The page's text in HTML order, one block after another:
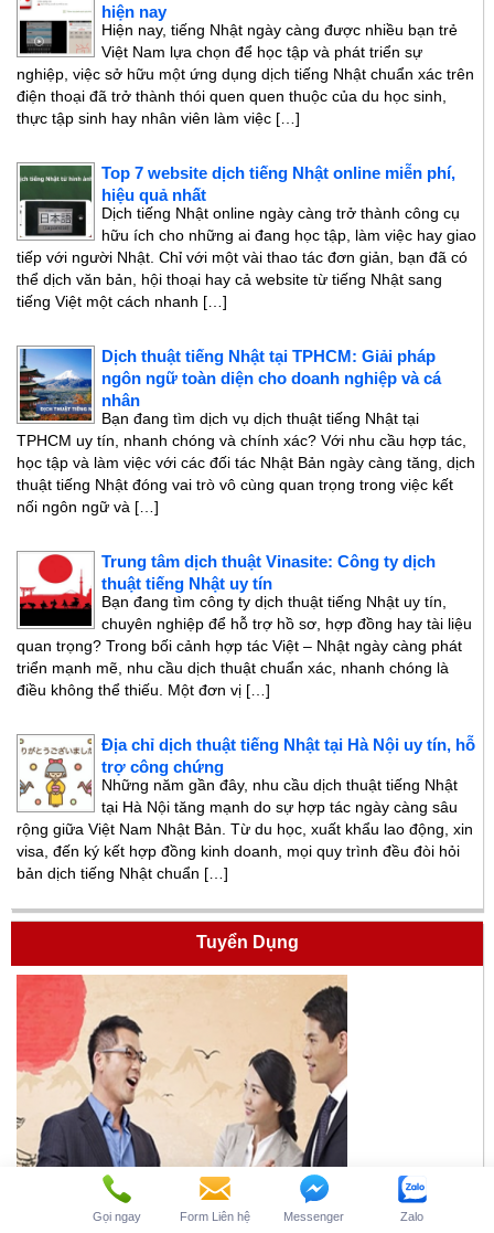
hiện nay
Hiện nay, tiếng Nhật ngày càng được nhiều bạn trẻ
Việt Nam lựa chọn để học tập và phát triển sự
nghiệp, việc sở hữu một ứng dụng dịch tiếng Nhật chuẩn xác trên
điện thoại đã trở thành thói quen quen thuộc của du học sinh,
thực tập sinh hay nhân viên làm việc […]
Top 7 website dịch tiếng Nhật online miễn phí,
hiệu quả nhất
Dịch tiếng Nhật online ngày càng trở thành công cụ
hữu ích cho những ai đang học tập, làm việc hay giao
tiếp với người Nhật. Chỉ với một vài thao tác đơn giản, bạn đã có
thể dịch văn bản, hội thoại hay cả website từ tiếng Nhật sang
tiếng Việt một cách nhanh […]
Dịch thuật tiếng Nhật tại TPHCM: Giải pháp
ngôn ngữ toàn diện cho doanh nghiệp và cá
nhân
Bạn đang tìm dịch vụ dịch thuật tiếng Nhật tại
TPHCM uy tín, nhanh chóng và chính xác? Với nhu cầu hợp tác,
học tập và làm việc với các đối tác Nhật Bản ngày càng tăng, dịch
thuật tiếng Nhật đóng vai trò vô cùng quan trọng trong việc kết
nối ngôn ngữ và […]
Trung tâm dịch thuật Vinasite: Công ty dịch
thuật tiếng Nhật uy tín
Bạn đang tìm công ty dịch thuật tiếng Nhật uy tín,
chuyên nghiệp để hỗ trợ hồ sơ, hợp đồng hay tài liệu
quan trọng? Trong bối cảnh hợp tác Việt – Nhật ngày càng phát
triển mạnh mẽ, nhu cầu dịch thuật chuẩn xác, nhanh chóng là
điều không thể thiếu. Một đơn vị […]
Địa chỉ dịch thuật tiếng Nhật tại Hà Nội uy tín, hỗ
trợ công chứng
Những năm gần đây, nhu cầu dịch thuật tiếng Nhật
tại Hà Nội tăng mạnh do sự hợp tác ngày càng sâu
rộng giữa Việt Nam Nhật Bản. Từ du học, xuất khẩu lao động, xin
visa, đến ký kết hợp đồng kinh doanh, mọi quy trình đều đòi hỏi
bản dịch tiếng Nhật chuẩn […]
Tuyển Dụng
Gọi ngay Form Liên hệ Messenger Zalo